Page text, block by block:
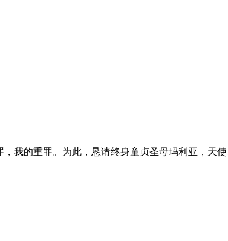
我的重罪。为此，恳请终身童贞圣母玛利亚，天